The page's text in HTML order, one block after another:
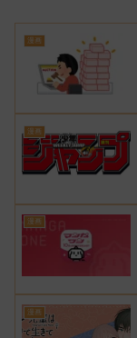
漫画
漫画
漫画
漫画